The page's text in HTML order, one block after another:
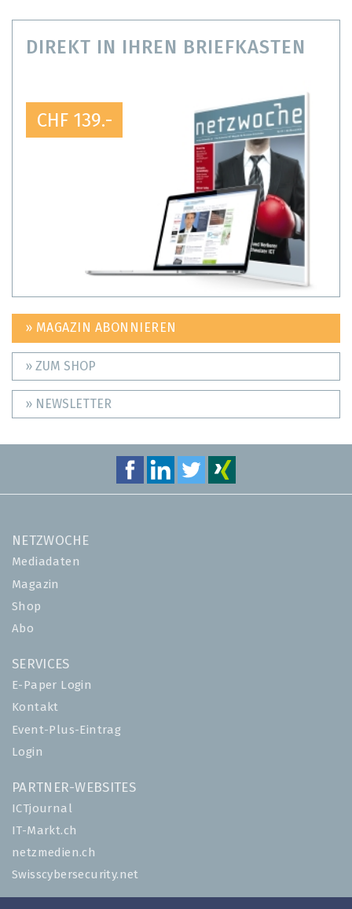
DIREKT IN IHREN BRIEFKASTEN
CHF 139.-
» MAGAZIN ABONNIEREN
» ZUM SHOP
» NEWSLETTER
NETZWOCHE
Mediadaten
Magazin
Shop
Abo
SERVICES
E-Paper Login
Kontakt
Event-Plus-Eintrag
Login
PARTNER-WEBSITES
ICTjournal
IT-Markt.ch
netzmedien.ch
Swisscybersecurity.net